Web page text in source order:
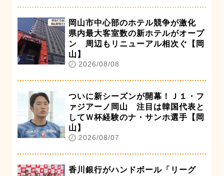
岡山市中心部のホテル競争が激化
県内最大客室数の新ホテルがオープ
ン 周辺もリニューアル相次ぐ【岡
山】
2026/08/08
ついに新シーズンが開幕！Ｊ１・フ
ァジアーノ岡山 注目は韓国代表と
してＷ杯経験のナ・サンホ選手【岡
山】
2026/08/07
香川銀行がハンドボール「リーグ